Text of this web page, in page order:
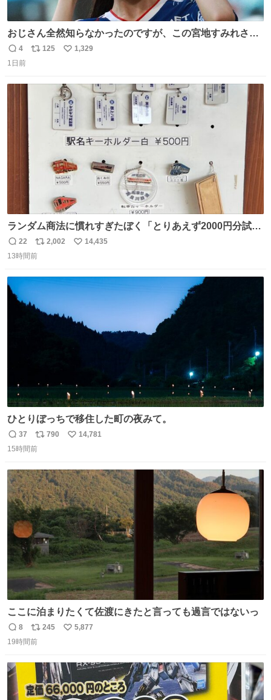
おじさん全然知らなかったのですが、この宮地すみれさん
（日向坂46）はマリサポだったのですね。 カメラ目線でに
っこりしていただいたので撮影したものの、全然誰だか知
返
信
4
リ
125
い
数
1,329
1日前
ランダム商法に慣れすぎたぼく「とりあえず2000円分試し
てみるか…」 駅員さん「どれが欲しいの？」 ぼく「えっ
良いんですか？」 駅員さん「何が…？？」 やっぱランダム
わ！！！！！！！！！！！！！！！！！！！！
返
信
22
リ
ポ
ト
2,002
い
数
14,435
13時間前
ひとりぼっちで移住した町の夜みて。
返
信
37
リ
ポ
ト
数
790
い
数
14,781
15時間前
ここに泊まりたくて佐渡にきたと言っても過言ではないっ
返
信
8
リ
ポ
ト
数
245
い
数
5,877
19時間前